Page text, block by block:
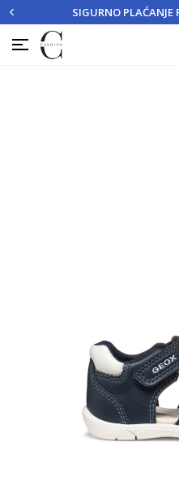
PRIJAVITE SE REGISTRUJTE SE
SIGURNO